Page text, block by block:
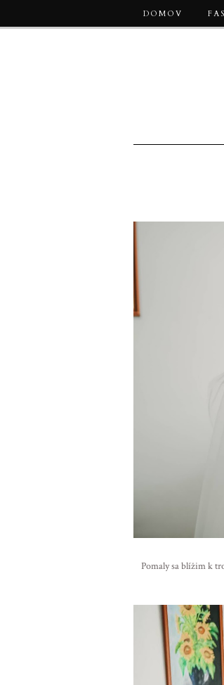
DOMOV
Pomaly sa blížim k